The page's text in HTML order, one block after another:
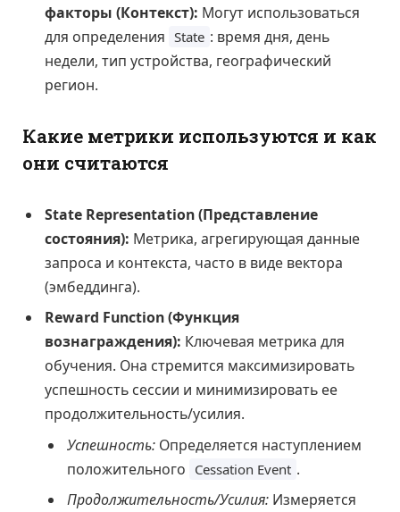
факторы (Контекст): Могут использоваться
для определения State : время дня, день
недели, тип устройства, географический
регион.
Какие метрики используются и как
они считаются
State Representation (Представление
состояния): Метрика, агрегирующая данные
запроса и контекста, часто в виде вектора
(эмбеддинга).
Reward Function (Функция
вознаграждения): Ключевая метрика для
обучения. Она стремится максимизировать
успешность сессии и минимизировать ее
продолжительность/усилия.
Успешность: Определяется наступлением
положительного Cessation Event .
Продолжительность/Усилия: Измеряется